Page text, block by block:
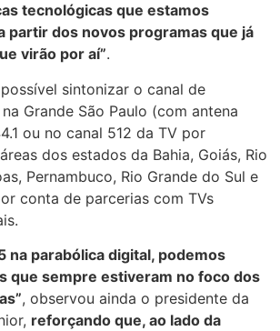
tecnológicas que estamos
partir dos novos programas que já
virão por aí”.
sintonizar o canal de
Grande São Paulo (com antena
ou no canal 512 da TV por
dos estados da Bahia, Goiás, Rio
Pernambuco, Rio Grande do Sul e
conta de parcerias com TVs
na parabólica digital, podemos
que sempre estiveram no foco dos
, observou ainda o presidente da
reforçando que, ao lado da